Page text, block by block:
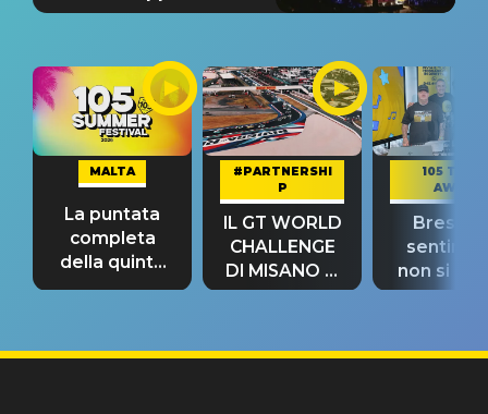
MALTA
La puntata
completa
della quinta
tappa
#PARTNERSHI
P
IL GT WORLD
CHALLENGE
DI MISANO si
riconferma
105 TAKE
AWAY
Bresh:
non si
fino alla